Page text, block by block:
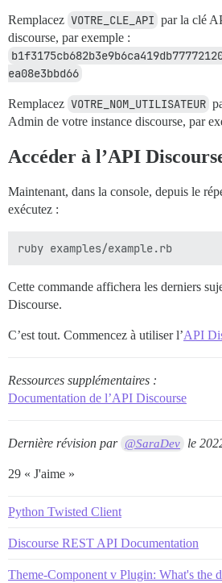
Remplacez VOTRE_CLE_API par la clé
discourse, par exemple :
ea08e3bbd66
Remplacez VOTRE_NOM_UTILISATEUR
Admin de votre instance discourse, par
Accéder à l’API
Maintenant, dans la console, depuis le
exécutez :
Cette commande affichera les derniers
Discourse.
C’est tout. Commencez à utiliser l’API
Ressources supplémentaires :
Documentation de l’API Discourse
Dernière révision par @SaraDev le
29 « J'aime »
Python Twisted Client
Discourse REST API Documentation
Theme-Component v Plugin: What's the